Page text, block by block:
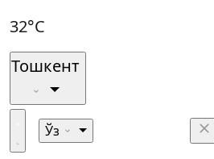
32°C
Тошкент
Ўз